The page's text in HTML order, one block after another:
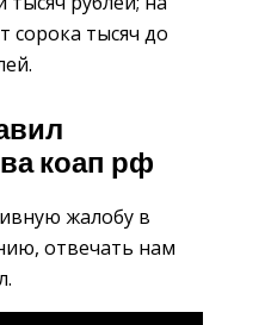
сорока тысяч до
коап рф
жалобу в
отвечать нам